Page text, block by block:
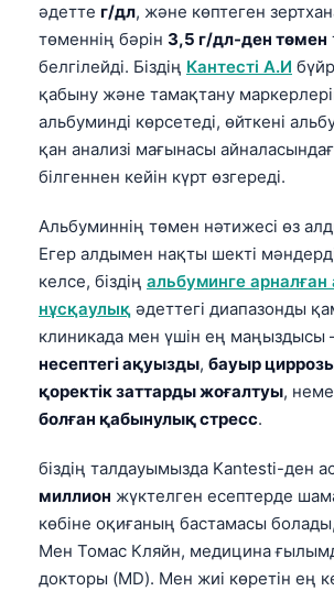
әдетте г/дл, және көптеген
төменнің бәрін 3,5 г/дл-ден төмен
белгілейді. Біздің Кантесті А.И
қабыну және тамақтану
альбуминді көрсетеді, өйткені
қан анализі мағынасы
білгеннен кейін күрт өзгереді.
Альбуминнің төмен нәтижесі өз
Егер алдымен нақты шекті мәндерді
келсе, біздің альбуминге
нұсқаулық әдеттегі диапазонды
клиникада мен үшін ең маңыздысы
несептегі ақуызды, бауыр
қоректік заттарды жоғалтуы,
болған қабынулық стресс.
біздің талдауымызда Kantesti-ден
миллион жүктелген есептерде
көбіне оқиғаның бастамасы
Мен Томас Кляйн, медицина
докторы (MD). Мен жиі көретін ең